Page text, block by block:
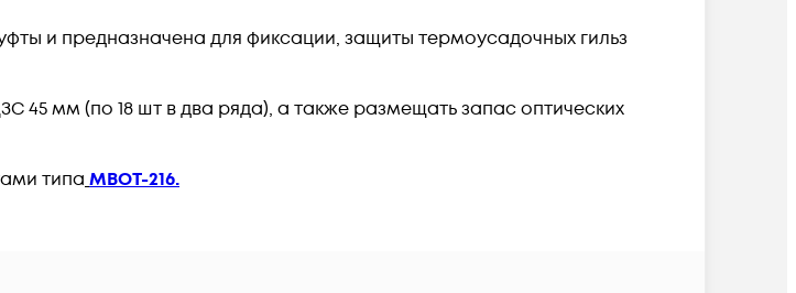
и предназначена для фиксации, защиты термоусадочных гильз
45 мм (по 18 шт в два ряда), а также размещать запас оптических
типа МВОТ-216.